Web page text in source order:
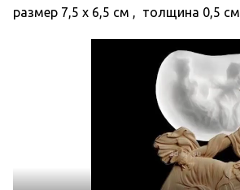
размер 7,5 х 6,5 см , толщина 0,5 см